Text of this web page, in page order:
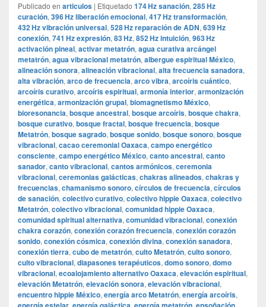
Publicado en articulos | Etiquetado 174 Hz sanación, 285 Hz
curación, 396 Hz liberación emocional, 417 Hz transformación,
432 Hz vibración universal, 528 Hz reparación de ADN, 639 Hz
conexión, 741 Hz expresión, 83 Hz, 852 Hz intuición, 963 Hz
activación pineal, activar metatrón, agua curativa arcángel
metatrón, agua vibracional metatrón, albergue espiritual México,
alineación sonora, alineación vibracional, alta frecuencia sanadora,
alta vibración, arco de frecuencia, arco vibra, arcoíris cuántico,
arcoíris curativo, arcoíris espiritual, armonía interior, armonización
energética, armonización grupal, biomagnetismo México,
bioresonancia, bosque ancestral, bosque arcoíris, bosque chakra,
bosque curativo, bosque fractal, bosque frecuencia, bosque
Metatrón, bosque sagrado, bosque sonido, bosque sonoro, bosque
vibracional, cacao ceremonial Oaxaca, campo energético
consciente, campo energético México, canto ancestral, canto
sanador, canto vibracional, cantos armónicos, ceremonia
vibracional, ceremonias galácticas, chakras alineados, chakras y
frecuencias, chamanismo sonoro, círculos de frecuencia, círculos
de sanación, colectivo curativo, colectivo hippie Oaxaca, colectivo
Metatrón, colectivo vibracional, comunidad hippie Oaxaca,
comunidad spiritual alternativa, comunidad vibracional, conexión
chakra corazón, conexión corazón frecuencia, conexión corazón
sonido, conexión cósmica, conexión divina, conexión sanadora,
conexión tierra, cubo de metatrón, culto Metatrón, culto sonoro,
culto vibracional, diapasones terapéuticos, domo sonoro, domo
vibracional, ecoalojamiento alternativo Oaxaca, elevación espiritual,
elevación Metatrón, elevación sonora, elevación vibracional,
encuentro hippie México, energía arco Metatrón, energía arcoíris,